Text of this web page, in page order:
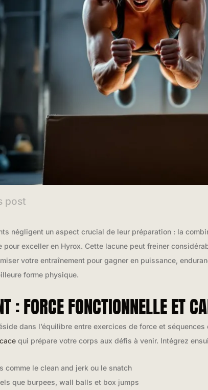
post
négligent un aspect crucial de leur préparation : la
exceller en Hyrox. Cette lacune peut freiner
votre entraînement pour gagner en puissance,
forme physique.
: FORCE FONCTIONNELLE ET
dans l’équilibre entre exercices de force et
qui prépare votre corps aux défis à venir. Intégrez
comme le clean and jerk ou le snatch
que burpees, wall balls et box jumps